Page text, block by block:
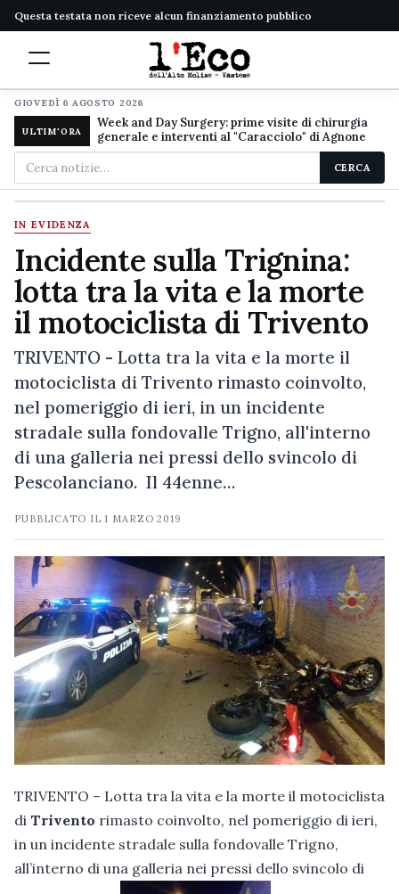
Questa testata non riceve alcun finanziamento pubblico
GIOVEDÌ 6 AGOSTO 2026
ULTIM'ORA
Week and Day Surgery: prime visite di chirurgia
generale e interventi al "Caracciolo" di Agnone
Cerca
nel
sito
CERCA
IN EVIDENZA
Incidente sulla Trignina:
lotta tra la vita e la morte
il motociclista di Trivento
TRIVENTO - Lotta tra la vita e la morte il
motociclista di Trivento rimasto coinvolto,
nel pomeriggio di ieri, in un incidente
stradale sulla fondovalle Trigno, all'interno
di una galleria nei pressi dello svincolo di
Pescolanciano. Il 44enne…
PUBBLICATO IL1 MARZO 2019
TRIVENTO – Lotta tra la vita e la morte il motociclista
di Trivento rimasto coinvolto, nel pomeriggio di ieri,
in un incidente stradale sulla fondovalle Trigno,
all’interno di una galleria nei pressi dello svincolo di